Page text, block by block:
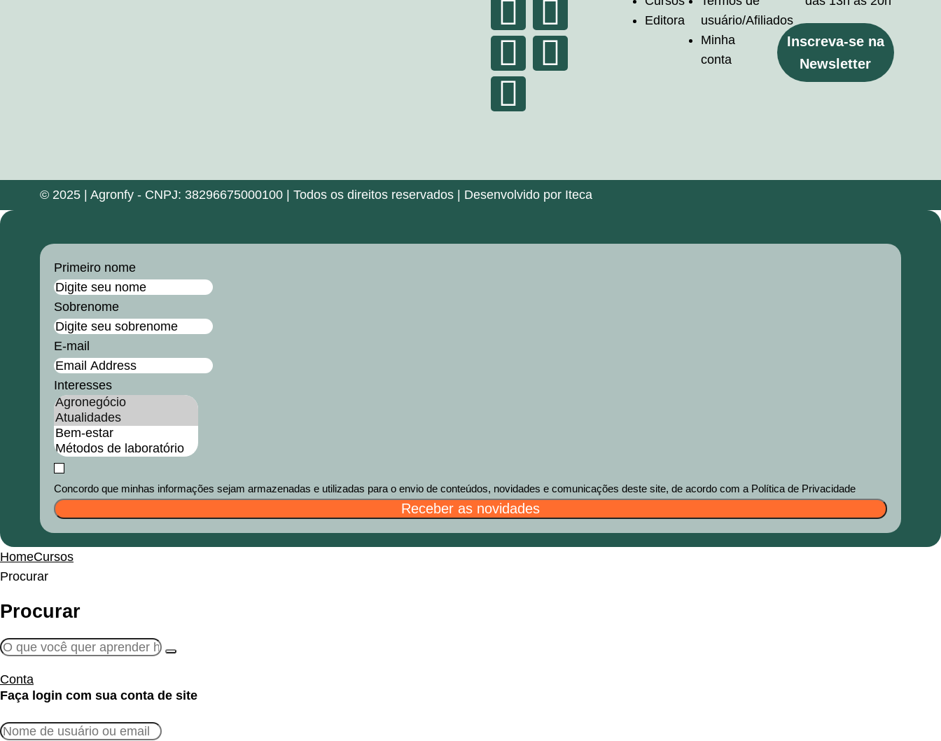
Editora
usuário/Afiliados
Minha
conta
Inscreva-se na
Newsletter
© 2025 | Agronfy - CNPJ: 38296675000100 | Todos os direitos reservados | Desenvolvido por Iteca
Primeiro nome
Sobrenome
E-mail
Interesses
Concordo que minhas informações sejam armazenadas e utilizadas para o envio de conteúdos, novidades e comunicações deste site, de acordo com a Política de Privacidade
Receber as novidades
HomeCursos
Procurar
Procurar
Conta
Faça login com sua conta de site